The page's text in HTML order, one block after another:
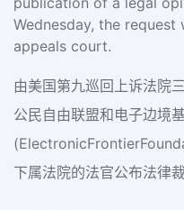
Wednesday, the
appeals court.
由美国第九巡回上诉法院
公民自由联盟和电子边境
下属法院的法官公布法律